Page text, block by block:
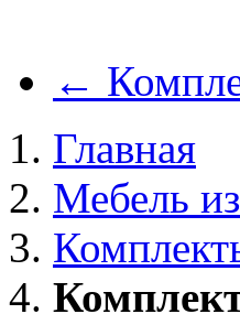
←
Главная
Мебель